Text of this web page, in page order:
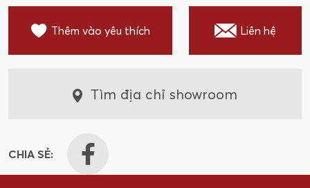
Thêm vào yêu thích Liên hệ
Tìm địa chỉ showroom
CHIA SẺ: